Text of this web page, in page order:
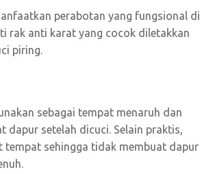
perabotan yang fungsional di
rak anti karat yang cocok diletakkan
piring.
sebagai tempat menaruh dan
dapur setelah dicuci. Selain praktis,
tempat sehingga tidak membuat dapur